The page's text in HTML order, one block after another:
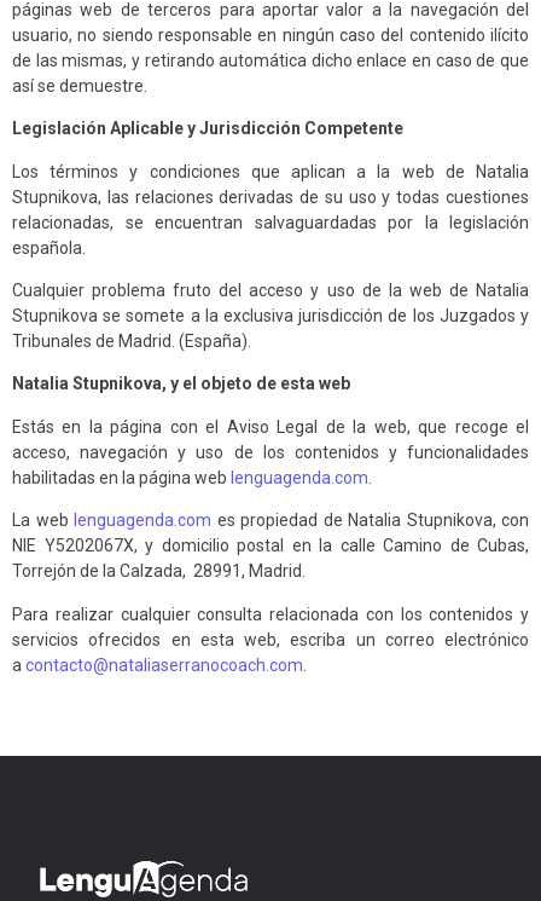
páginas web de terceros para aportar valor a la navegación del
usuario, no siendo responsable en ningún caso del contenido ilícito
de las mismas, y retirando automática dicho enlace en caso de que
así se demuestre.
Legislación Aplicable y Jurisdicción Competente
Los términos y condiciones que aplican a la web de Natalia
Stupnikova, las relaciones derivadas de su uso y todas cuestiones
relacionadas, se encuentran salvaguardadas por la legislación
española.
Cualquier problema fruto del acceso y uso de la web de Natalia
Stupnikova se somete a la exclusiva jurisdicción de los Juzgados y
Tribunales de Madrid. (España).
Natalia Stupnikova, y el objeto de esta web
Estás en la página con el Aviso Legal de la web, que recoge el
acceso, navegación y uso de los contenidos y funcionalidades
habilitadas en la página web lenguagenda.com
La web lenguagenda.com es propiedad de Natalia Stupnikova, con
NIE Y5202067X, y domicilio postal en la calle Camino de Cubas,
Torrejón de la Calzada, 28991, Madrid.
Para realizar cualquier consulta relacionada con los contenidos y
servicios ofrecidos en esta web, escriba un correo electrónico
a contacto@nataliaserranocoach.com